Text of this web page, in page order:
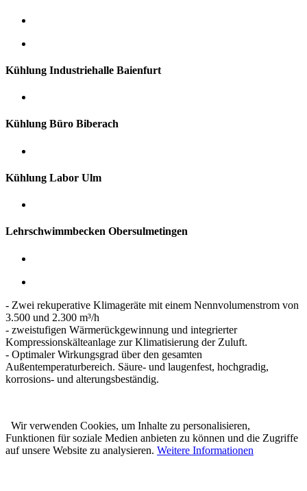
Kühlung Industriehalle Baienfurt
Kühlung Büro Biberach
Kühlung Labor Ulm
Lehrschwimmbecken Obersulmetingen
- Zwei rekuperative Klimageräte mit einem Nennvolumenstrom von
3.500 und 2.300 m³/h
- zweistufigen Wärmerückgewinnung und integrierter
Kompressionskälteanlage zur Klimatisierung der Zuluft.
- Optimaler Wirkungsgrad über den gesamten
Außentemperaturbereich. Säure- und laugenfest, hochgradig,
korrosions- und alterungsbeständig.
Wir verwenden Cookies, um Inhalte zu personalisieren,
Funktionen für soziale Medien anbieten zu können und die Zugriffe
auf unsere Website zu analysieren. Weitere Informationen